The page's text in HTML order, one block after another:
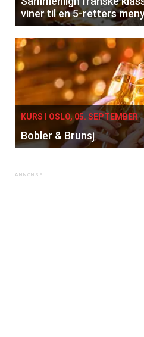
viner til en 5-retters
KURS I OSLO, 05. SEPTEMBER
Bobler & Brunsj